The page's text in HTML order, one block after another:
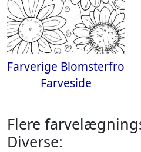
Farverige Blomsterfro
Farveside
Flere
Diverse: